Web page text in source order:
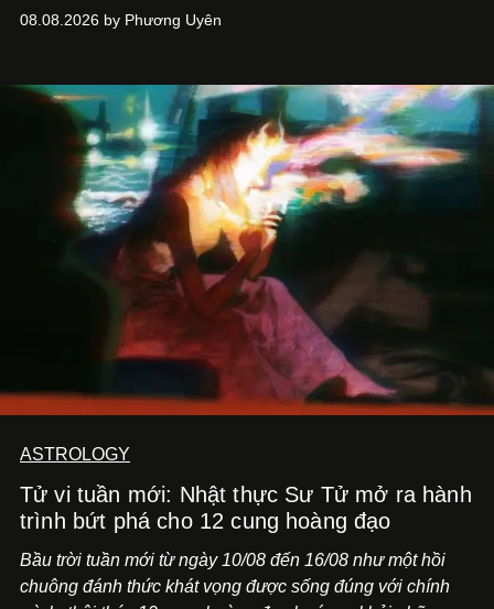
Kitchen Bar và SALEM tại TP.HCM.
08.08.2026 by Phương Uyên
ASTROLOGY
Tử vi tuần mới: Nhật thực Sư Tử mở ra hành
trình bứt phá cho 12 cung hoàng đạo
Bầu trời tuần mới từ ngày 10/08 đến 16/08 như một hồi
chuông đánh thức khát vọng được sống đúng với chính